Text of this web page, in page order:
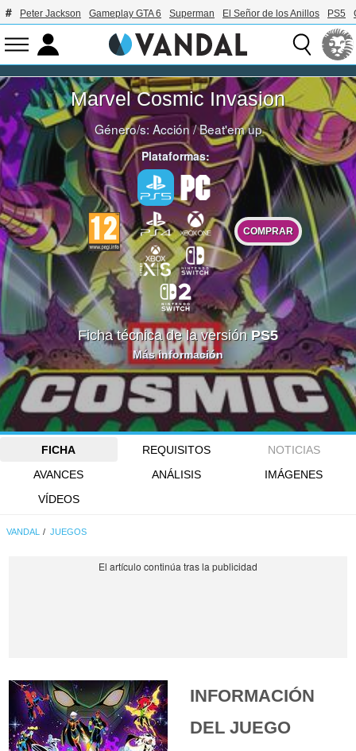
Peter Jackson Gameplay GTA 6 Superman El Señor de los Anillos PS5
Marvel Cosmic Invasion
Género/s:Acción/Beat'em up
Plataformas:
COMPRAR
Ficha técnica de la versiónPS5
Más información
FICHA REQUISITOS
NOTICIAS
AVANCES
ANÁLISIS
IMÁGENES
VÍDEOS
VANDAL JUEGOS
INFORMACIÓN
DEL JUEGO